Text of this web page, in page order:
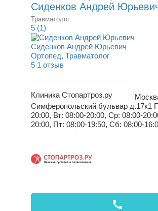
Сиденков Андрей
Травматолог
5 (1)
Сиденков Андрей Юрьевич
Ортопед, Травматолог
5 1 отзыв
Клиника Стопартроз.ру
Симферопольский бульвар д.17к1
20:00, Вт: 08:00-20:00, Ср: 08:00-
20:00, Пт: 08:00-19:50, Сб: 08:00-
call